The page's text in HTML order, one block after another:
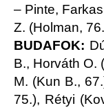
– Pinte,
Z. (Holman,
BUDAFOK:
B., Horváth O.
M. (Kun B.,
75.), Rétyi